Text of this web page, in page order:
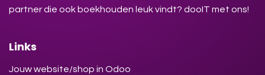
partner die ook boekhouden leuk vindt? dooIT met ons!
Links
Jouw website/shop in Odoo